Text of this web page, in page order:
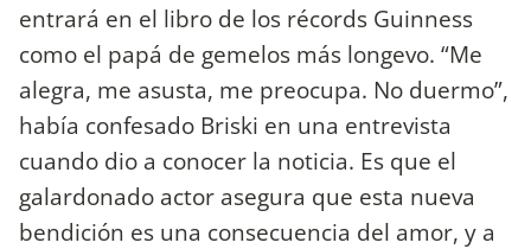
entrará en el libro de los récords Guinness
como el papá de gemelos más longevo. “Me
alegra, me asusta, me preocupa. No duermo”,
había confesado Briski en una entrevista
cuando dio a conocer la noticia. Es que el
galardonado actor asegura que esta nueva
bendición es una consecuencia del amor, y a